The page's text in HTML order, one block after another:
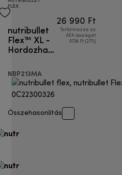
FLEX
nutribullet
Flex™ XL -
Hordozható
NBP213MA
26 990 Ft
Tartalmazza az
ÁFA összegét
5738 Ft (27%)
Összehasonlítás